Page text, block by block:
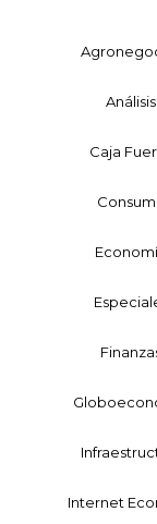
Análisis
Caja
Internet